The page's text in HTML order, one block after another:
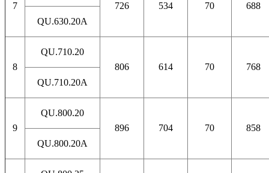
7
726
534 70
688
QU.630.20A
8
QU.710.20
806
614 70
768
QU.710.20A
9
QU.800.20
896
704 70
858
QU.800.20A